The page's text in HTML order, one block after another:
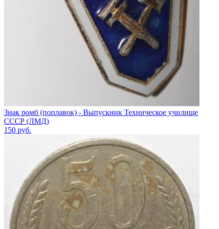
Знак ромб (поплавок) - Выпускник Техническое училище
СССР (ЛМД)
150 руб.